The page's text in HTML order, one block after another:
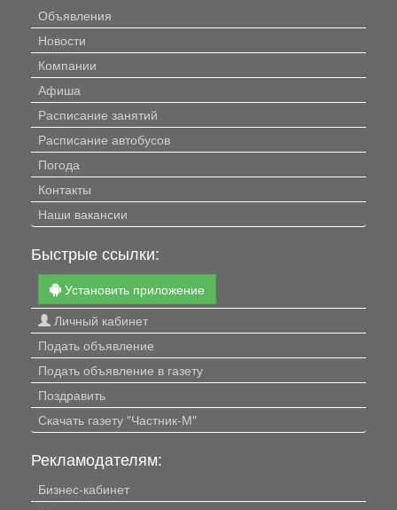
Объявления
Новости
Компании
Афиша
Расписание занятий
Расписание автобусов
Погода
Контакты
Наши вакансии
Быстрые ссылки:
Установить приложение
Личный кабинет
Подать объявление
Подать объявление в газету
Поздравить
Скачать газету "Частник-М"
Рекламодателям:
Бизнес-кабинет